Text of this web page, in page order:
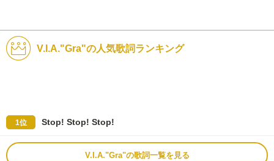
V.I.A."Gra"の人気歌詞ランキング
1位 Stop! Stop! Stop!
V.I.A."Gra"の歌詞一覧を見る